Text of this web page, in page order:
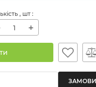
, шт :
+